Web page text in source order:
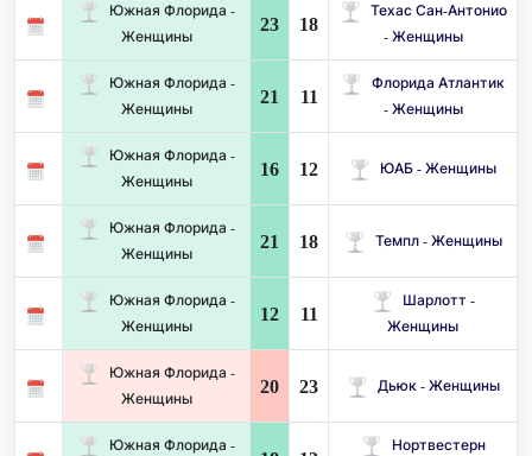
Южная Флорида -
Женщины
23 18
Техас Сан-Антонио
- Женщины
Южная Флорида -
Женщины
21 11
Флорида Атлантик
- Женщины
Южная Флорида -
Женщины
16 12 ЮАБ - Женщины
Южная Флорида -
Женщины
21 18 Темпл - Женщины
Южная Флорида -
Женщины
12 11
Шарлотт -
Женщины
Южная Флорида -
Женщины
20 23 Дьюк - Женщины
Южная Флорида -
Нортвестерн